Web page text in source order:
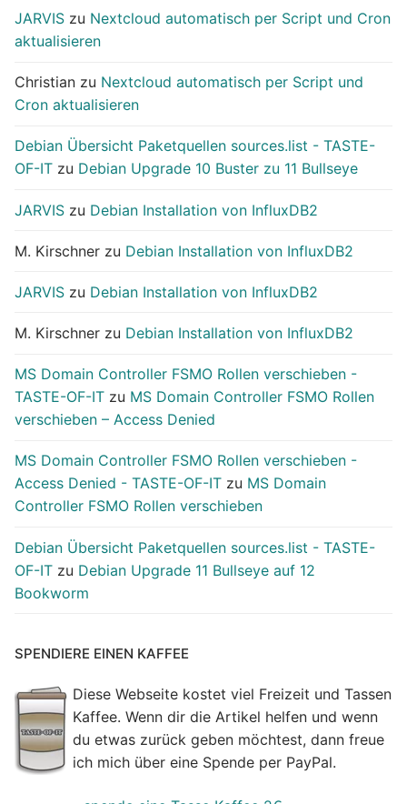
JARVIS zu Nextcloud automatisch per Script und Cron
aktualisieren
Christian zu Nextcloud automatisch per Script und
Cron aktualisieren
Debian Übersicht Paketquellen sources.list - TASTE-
OF-IT zu Debian Upgrade 10 Buster zu 11 Bullseye
JARVIS zu Debian Installation von InfluxDB2
M. Kirschner zu Debian Installation von InfluxDB2
JARVIS zu Debian Installation von InfluxDB2
M. Kirschner zu Debian Installation von InfluxDB2
MS Domain Controller FSMO Rollen verschieben -
TASTE-OF-IT zu MS Domain Controller FSMO Rollen
verschieben – Access Denied
MS Domain Controller FSMO Rollen verschieben -
Access Denied - TASTE-OF-IT zu MS Domain
Controller FSMO Rollen verschieben
Debian Übersicht Paketquellen sources.list - TASTE-
OF-IT zu Debian Upgrade 11 Bullseye auf 12
Bookworm
SPENDIERE EINEN KAFFEE
Diese Webseite kostet viel Freizeit und Tassen
Kaffee. Wenn dir die Artikel helfen und wenn
du etwas zurück geben möchtest, dann freue
ich mich über eine Spende per PayPal.